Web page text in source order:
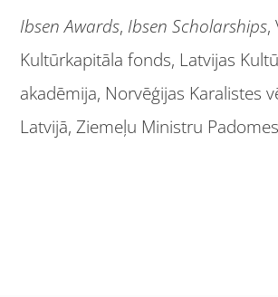
Ibsen Awards, Ibsen Scholarships,
Kultūrkapitāla fonds, Latvijas
akadēmija, Norvēģijas Karalistes
Latvijā, Ziemeļu Ministru